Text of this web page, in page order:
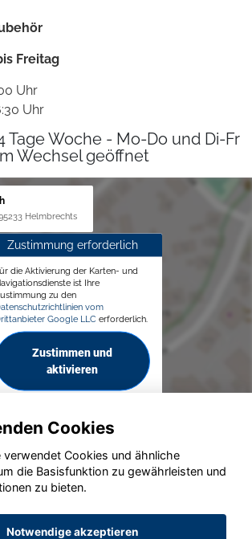
Freitag
Uhr
Uhr
Tage Woche - Mo-Do und Di-Fr
Wechsel geöffnet
Helmbrechts
Zustimmung erforderlich
die Aktivierung der Karten- und
ist Ihre
zu den
vom
Google LLC erforderlich.
Zustimmen und
aktivieren
GmbH 2020 - 2026
Cookies
verwendet Cookies und ähnliche
die Basisfunktion zu gewährleisten und
zu bieten.
Notwendige akzeptieren